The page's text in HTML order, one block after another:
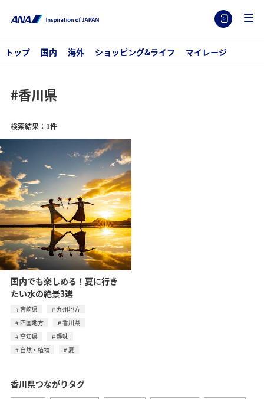
トップ 国内 海外 ショッピング&ライフ マイレージ
#香川県
検索結果：1件
国内でも楽しめる！夏に行き
たい水の絶景3選
宮崎県
九州地方
四国地方
香川県
高知県
趣味
自然・植物
夏
香川県つながりタグ